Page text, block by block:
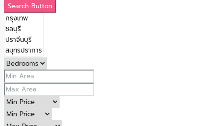
Search Button